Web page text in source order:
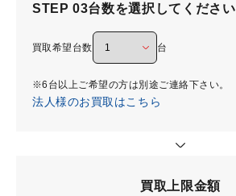
STEP 03台数を選択してください
買取希望台数 台
※6台以上ご希望の方は別途ご連絡下さい。
法人様のお買取はこちら
買取上限金額